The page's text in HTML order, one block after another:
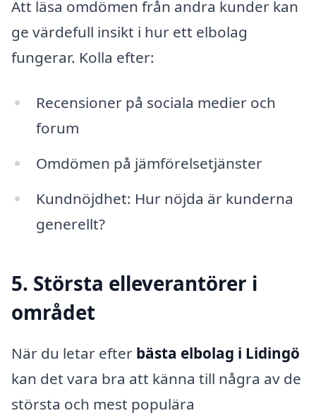
Att läsa omdömen från andra kunder kan
ge värdefull insikt i hur ett elbolag
fungerar. Kolla efter:
Recensioner på sociala medier och
forum
Omdömen på jämförelsetjänster
Kundnöjdhet: Hur nöjda är kunderna
generellt?
5. Största elleverantörer i
området
När du letar efter bästa elbolag i Lidingö
kan det vara bra att känna till några av de
största och mest populära